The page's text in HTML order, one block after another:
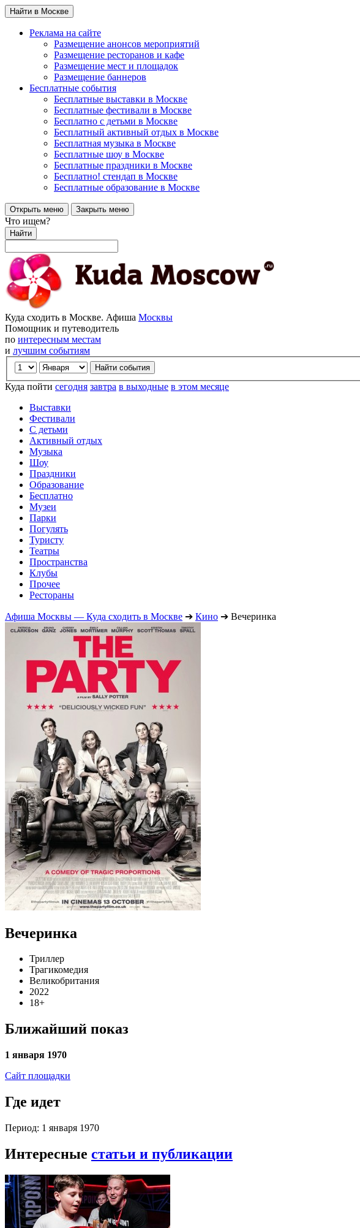
Найти в Москве
Реклама на сайте
Размещение анонсов мероприятий
Размещение ресторанов и кафе
Размещение мест и площадок
Размещение баннеров
Бесплатные события
Бесплатные выставки в Москве
Бесплатные фестивали в Москве
Бесплатно с детьми в Москве
Бесплатный активный отдых в Москве
Бесплатная музыка в Москве
Бесплатные шоу в Москве
Бесплатные праздники в Москве
Бесплатно! стендап в Москве
Бесплатные образование в Москве
Открыть меню Закрыть меню
Что ищем?
Найти
Куда сходить в Москве. Афиша Москвы
Помощник и путеводитель
по интересным местам
и лучшим событиям
Куда пойти сегодня завтра в выходные в этом месяце
Выставки
Фестивали
С детьми
Активный отдых
Музыка
Шоу
Праздники
Образование
Бесплатно
Музеи
Парки
Погулять
Туристу
Театры
Пространства
Клубы
Прочее
Рестораны
Афиша Москвы — Куда сходить в Москве ➔ Кино ➔ Вечеринка
Вечеринка
Триллер
Трагикомедия
Великобритания
2022
18+
Ближайший показ
1 января 1970
Сайт площадки
Где идет
Период: 1 января 1970
Интересные статьи и публикации